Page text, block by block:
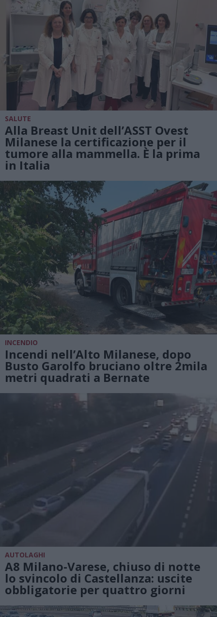
SALUTE
Alla Breast Unit dell’ASST Ovest
Milanese la certificazione per il
tumore alla mammella. È la prima
in Italia
INCENDIO
Incendi nell’Alto Milanese, dopo
Busto Garolfo bruciano oltre 2mila
metri quadrati a Bernate
AUTOLAGHI
A8 Milano-Varese, chiuso di notte
lo svincolo di Castellanza: uscite
obbligatorie per quattro giorni